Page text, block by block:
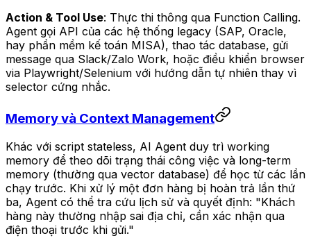
Action & Tool Use: Thực thi thông qua Function Calling.
Agent gọi API của các hệ thống legacy (SAP, Oracle,
hay phần mềm kế toán MISA), thao tác database, gửi
message qua Slack/Zalo Work, hoặc điều khiển browser
via Playwright/Selenium với hướng dẫn tự nhiên thay vì
selector cứng nhắc.
Memory và Context Management
Khác với script stateless, AI Agent duy trì working
memory để theo dõi trạng thái công việc và long-term
memory (thường qua vector database) để học từ các lần
chạy trước. Khi xử lý một đơn hàng bị hoàn trả lần thứ
ba, Agent có thể tra cứu lịch sử và quyết định: "Khách
hàng này thường nhập sai địa chỉ, cần xác nhận qua
điện thoại trước khi gửi."